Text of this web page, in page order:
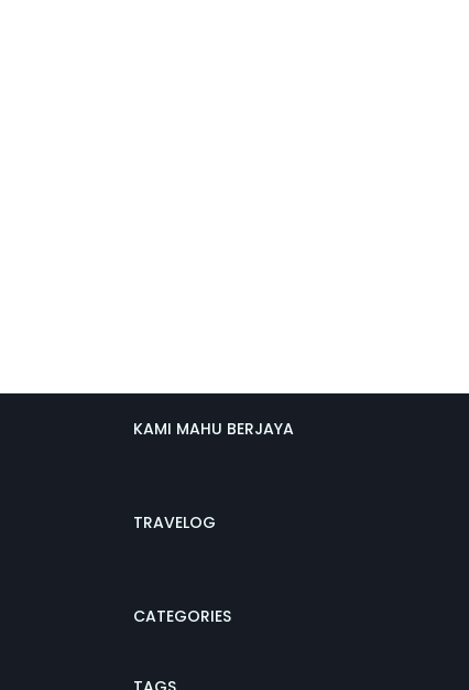
KAMI MAHU BERJAYA
TRAVELOG
CATEGORIES